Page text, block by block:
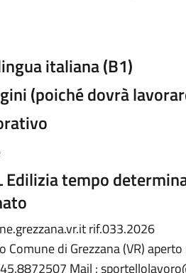
italiana (B1)
(poiché dovrà
Edilizia tempo
rif.033.2026
o Comune di Grezzana (VR)
Mail :